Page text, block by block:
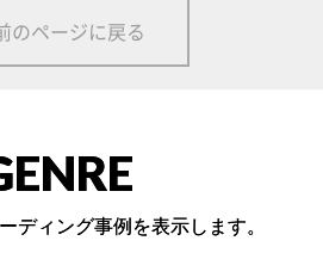
のページに戻る
ディング事例を表示します。